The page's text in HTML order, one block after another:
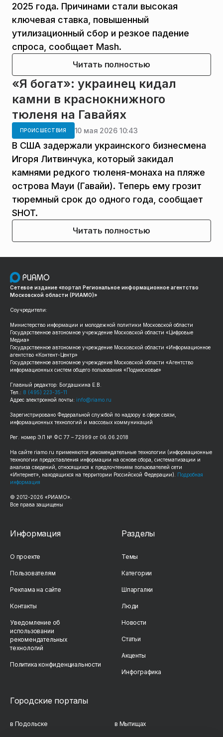
2025 года. Причинами стали высокая
ключевая ставка, повышенный
утилизационный сбор и резкое падение
спроса, сообщает Mash.
Читать полностью
«Я богат»: украинец кидал
камни в краснокнижного
тюленя на Гавайях
ПРОИСШЕСТВИЯ 10 мая 2026 10:43
В США задержали украинского бизнесмена
Игоря Литвинчука, который закидал
камнями редкого тюленя-монаха на пляже
острова Мауи (Гавайи). Теперь ему грозит
тюремный срок до одного года, сообщает
SHOT.
Читать полностью
Сетевое издание «портал Региональное информационное агентство
Московской области (РИАМО)»
Соучредители:
Министерство информации и молодежной политики Московской области
Государственное автономное учреждение Московской области «Цифровые
Медиа»
Государственное автономное учреждение Московской области «Информационное
агентство «Контент-Центр»
Государственное автономное учреждение Московской области «Агентство
информационных систем общего пользования «Подмосковье»
Главный редактор: Богдашкина Е.В.
Тел.: 8 (495) 223-35-11
Адрес электронной почты: info@riamo.ru
Зарегистрировано Федеральной службой по надзору в сфере связи,
информационных технологий и массовых коммуникаций
Рег. номер ЭЛ № ФС 77 – 72999 от 06.06.2018
На сайте riamo.ru применяются рекомендательные технологии (информационные
технологии предоставления информации на основе сбора, систематизации и
анализа сведений, относящихся к предпочтениям пользователей сети
«Интернет», находящихся на территории Российской Федерации). Подробная
информация
© 2012-2026 «РИАМО».
Все права защищены
Информация
О проекте
Пользователям
Реклама на сайте
Контакты
Уведомление об
использовании
рекомендательных
технологий
Политика конфиденциальности
Разделы
Темы
Категории
Шпаргалки
Люди
Новости
Статьи
Акценты
Инфографика
Городские порталы
в Подольске в Мытищах